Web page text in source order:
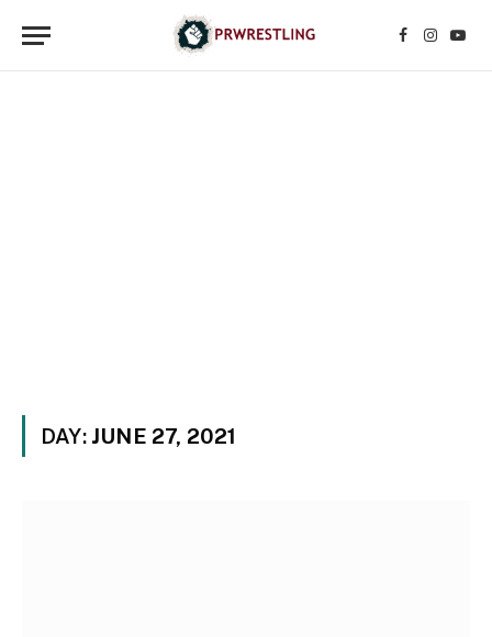
Facebook
DAY: JUNE 27, 2021